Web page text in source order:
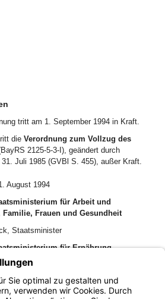
tritt am 1. September 1994 in Kraft.
die Verordnung zum Vollzug des
2125-5-3-I), geändert durch
31. Juli 1985 (GVBl S. 455), außer Kraft.
August 1994
für Arbeit und
Frauen und Gesundheit
Staatsminister
für Ernährung,
Forsten